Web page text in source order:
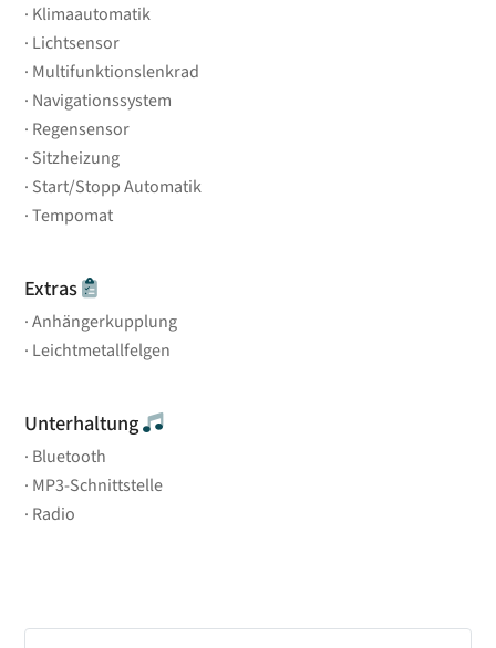
Klimaautomatik
Lichtsensor
Multifunktionslenkrad
Navigationssystem
Regensensor
Sitzheizung
Start/Stopp Automatik
Tempomat
Extras
Anhängerkupplung
Leichtmetallfelgen
Unterhaltung
Bluetooth
MP3-Schnittstelle
Radio